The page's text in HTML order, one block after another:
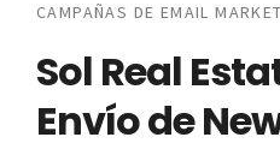
CAMPAÑAS DE EMAIL
Sol Real
Envío de